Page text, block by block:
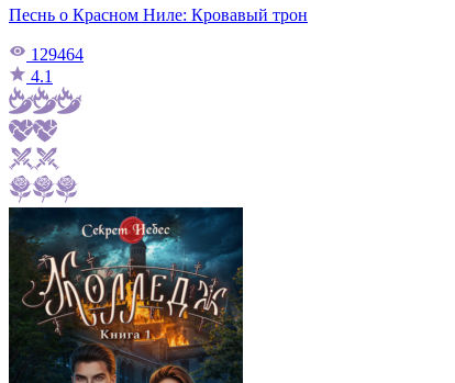
Песнь о Красном Ниле: Кровавый трон
129464
4.1